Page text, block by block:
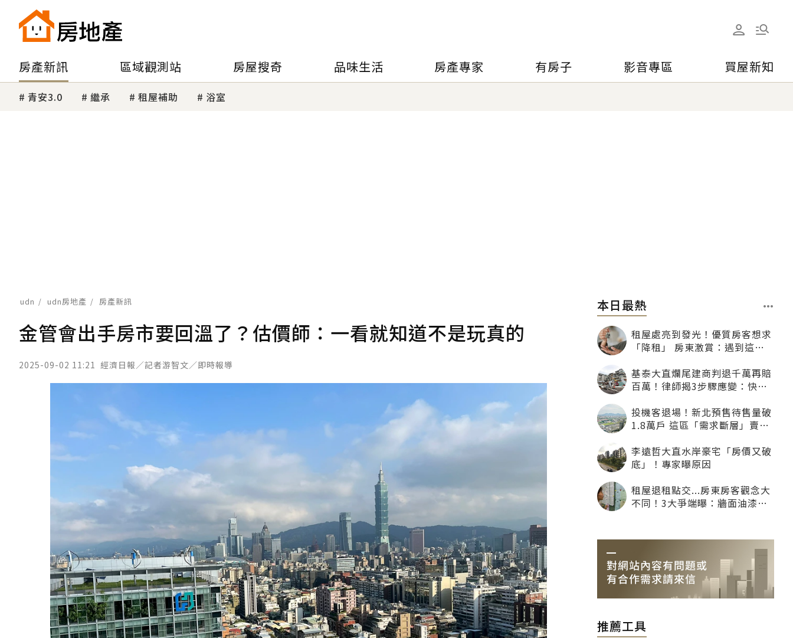
房產新訊 區域觀測站 房屋搜奇 品味生活 房產專家 有房子 影音專區 買屋新知
青安3.0 繼承 租屋補助 浴室
udn udn房地產 房產新訊
金管會出手房市要回溫了？估價師：一看就知道不是玩真的
2025-09-02 11:21 經濟日報／記者游智文／即時報導
本日最熱
租屋處亮到發光！優質房客想求
「降租」 房東激賞：遇到這種
基泰大直爛尾建商判退千萬再賠
百萬！律師揭3步驟應變：快通
投機客退場！新北預售待售量破
1.8萬戶 這區「需求斷層」賣壓
李遠哲大直水岸豪宅「房價又破
底」！專家曝原因
租屋退租點交...房東房客觀念大
不同！3大爭端曝：牆面油漆、
推薦工具